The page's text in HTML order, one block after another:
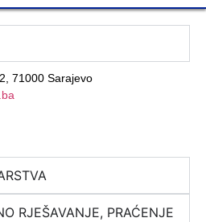
71000 Sarajevo
RJEŠAVANJE, PRAĆENJE